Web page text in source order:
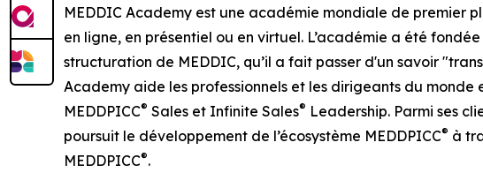
MEDDIC Academy est une académie mondiale de premier
en ligne, en présentiel ou en virtuel. L’académie a été
structuration de MEDDIC, qu’il a fait passer d'un savoir
Academy aide les professionnels et les dirigeants du
MEDDPICC® Sales et Infinite Sales® Leadership. Parmi ses
poursuit le développement de l’écosystème MEDDPICC® à
MEDDPICC®.